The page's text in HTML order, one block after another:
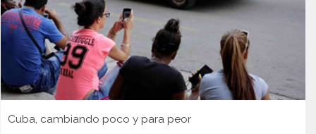
Cuba, cambiando poco y para peor